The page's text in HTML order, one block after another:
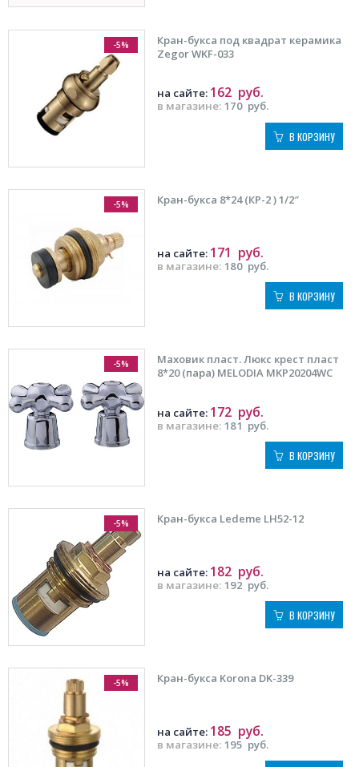
-5%
Кран-букса под квадрат керамика
Zegor WKF-033
в магазине: 170 руб.
на сайте: 162 руб.
В КОРЗИНУ
-5% Кран-букса 8*24 (КР-2 ) 1/2″
в магазине: 180 руб.
на сайте: 171 руб.
В КОРЗИНУ
-5%
Маховик пласт. Люкс крест пласт
8*20 (пара) MELODIA MKP20204WC
в магазине: 181 руб.
на сайте: 172 руб.
В КОРЗИНУ
-5% Кран-букса Ledeme LH52-12
в магазине: 192 руб.
на сайте: 182 руб.
В КОРЗИНУ
-5% Кран-букса Korona DK-339
в магазине: 195 руб.
на сайте: 185 руб.